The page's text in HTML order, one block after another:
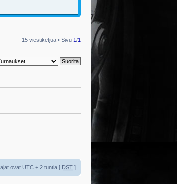
15 viestiketjua • Sivu 1/1
ajat ovat UTC + 2 tuntia [ DST ]